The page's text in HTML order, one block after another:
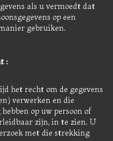
als u vermoedt dat
op een
gebruiken.
:
het recht om de gegevens
verwerken en die
op uw persoon of
zijn, in te zien. U
met die strekking